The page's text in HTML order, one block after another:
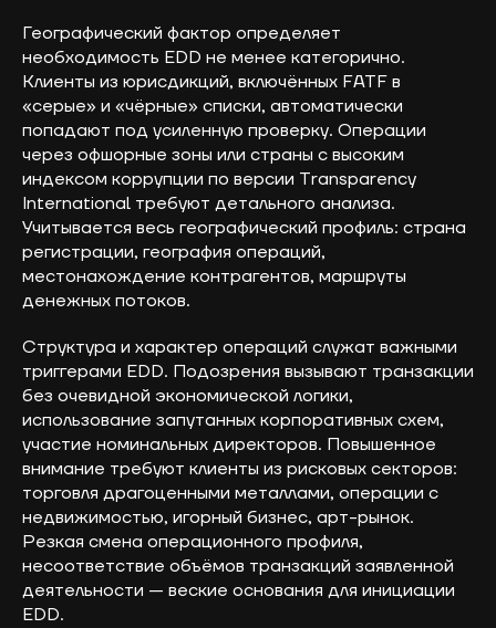
Географический фактор определяет
необходимость EDD не менее категорично.
Клиенты из юрисдикций, включённых FATF в
«серые» и «чёрные» списки, автоматически
попадают под усиленную проверку. Операции
через офшорные зоны или страны с высоким
индексом коррупции по версии Transparency
International требуют детального анализа.
Учитывается весь географический профиль: страна
регистрации, география операций,
местонахождение контрагентов, маршруты
денежных потоков.
Структура и характер операций служат важными
триггерами EDD. Подозрения вызывают транзакции
без очевидной экономической логики,
использование запутанных корпоративных схем,
участие номинальных директоров. Повышенное
внимание требуют клиенты из рисковых секторов:
торговля драгоценными металлами, операции с
недвижимостью, игорный бизнес, арт-рынок.
Резкая смена операционного профиля,
несоответствие объёмов транзакций заявленной
деятельности — веские основания для инициации
EDD.